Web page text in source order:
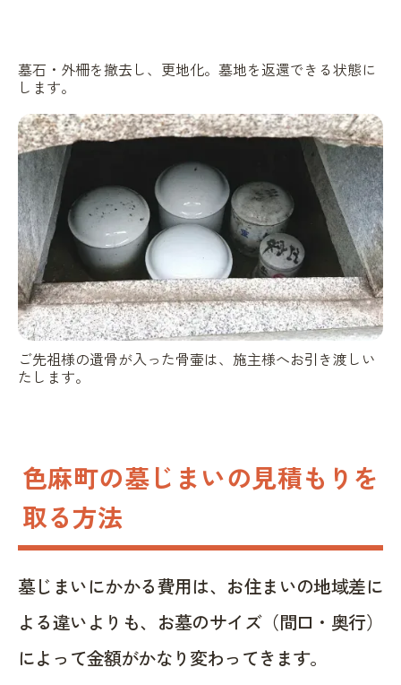
墓石・外柵を撤去し、更地化。墓地を返還できる状態に
します。
ご先祖様の遺骨が入った骨壷は、施主様へお引き渡しい
たします。
色麻町の墓じまいの見積もりを
取る方法
墓じまいにかかる費用は、お住まいの地域差に
よる違いよりも、お墓のサイズ（間口・奥行）
によって金額がかなり変わってきます。